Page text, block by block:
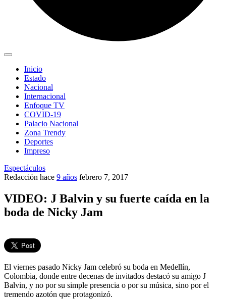
Inicio
Estado
Nacional
Internacional
Enfoque TV
COVID-19
Palacio Nacional
Zona Trendy
Deportes
Impreso
Espectáculos
Redacción hace 9 años febrero 7, 2017
VIDEO: J Balvin y su fuerte caída en la
boda de Nicky Jam
El viernes pasado Nicky Jam celebró su boda en Medellín,
Colombia, donde entre decenas de invitados destacó su amigo J
Balvin, y no por su simple presencia o por su música, sino por el
tremendo azotón que protagonizó.